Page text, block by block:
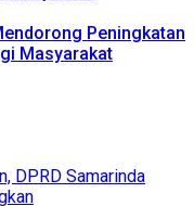
Peningkatan
Masyarakat